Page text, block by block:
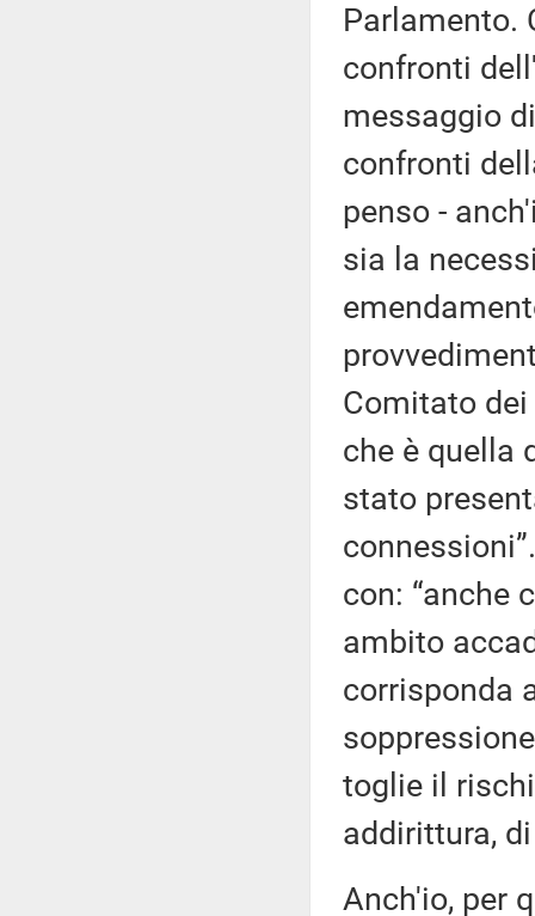
Parlamento.
confronti
messaggio
confronti
penso -
sia la
Comitato
che è quella
stato
con: “anche
ambito
corrisponda
toglie il
addirittura,
Anch'io, per